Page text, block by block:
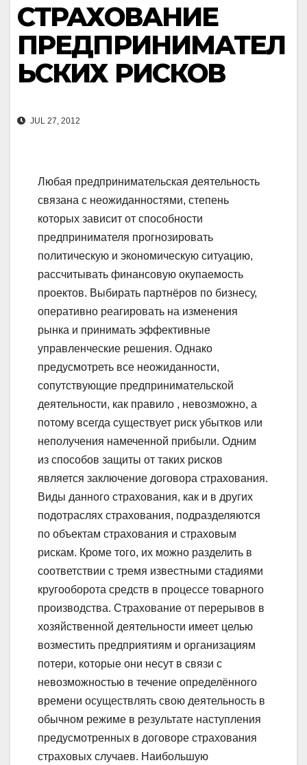
СТРАХОВАНИЕ
ПРЕДПРИНИМАТЕЛ
ЬСКИХ РИСКОВ
JUL 27, 2012
Любая предпринимательская деятельность
связана с неожиданностями, степень
которых зависит от способности
предпринимателя прогнозировать
политическую и экономическую ситуацию,
рассчитывать финансовую окупаемость
проектов. Выбирать партнёров по бизнесу,
оперативно реагировать на изменения
рынка и принимать эффективные
управленческие решения. Однако
предусмотреть все неожиданности,
сопутствующие предпринимательской
деятельности, как правило , невозможно, а
потому всегда существует риск убытков или
неполучения намеченной прибыли. Одним
из способов защиты от таких рисков
является заключение договора страхования.
Виды данного страхования, как и в других
подотраслях страхования, подразделяются
по объектам страхования и страховым
рискам. Кроме того, их можно разделить в
соответствии с тремя известными стадиями
кругооборота средств в процессе товарного
производства. Страхование от перерывов в
хозяйственной деятельности имеет целью
возместить предприятиям и организациям
потери, которые они несут в связи с
невозможностью в течение определённого
времени осуществлять свою деятельность в
обычном режиме в результате наступления
предусмотренных в договоре страхования
страховых случаев. Наибольшую